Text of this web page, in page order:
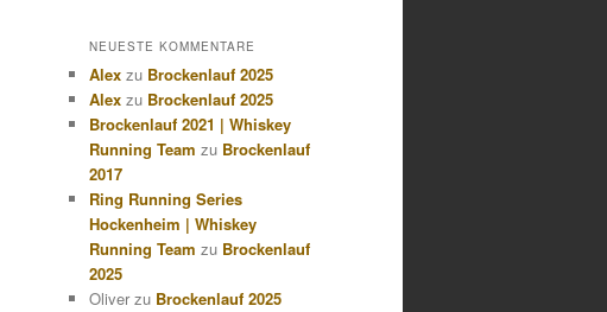
NEUESTE KOMMENTARE
Alex zu Brockenlauf 2025
Alex zu Brockenlauf 2025
Brockenlauf 2021 | Whiskey
Running Team zu Brockenlauf
2017
Ring Running Series
Hockenheim | Whiskey
Running Team zu Brockenlauf
2025
Oliver zu Brockenlauf 2025